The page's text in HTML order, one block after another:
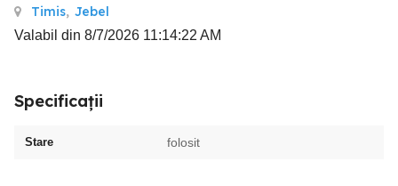
Timis, Jebel
Valabil din 8/7/2026 11:14:22 AM
Specificații
Stare folosit